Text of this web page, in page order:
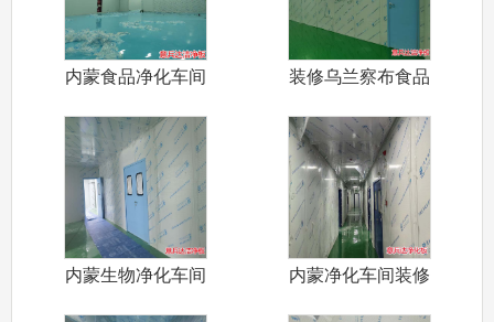
内蒙食品净化车间
装修乌兰察布食品
内蒙生物净化车间
内蒙净化车间装修